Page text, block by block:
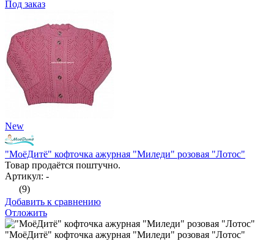
Под заказ
New
"МоёДитё" кофточка ажурная "Миледи" розовая "Лотос"
Товар продаётся поштучно.
Артикул: -
(9)
Добавить к сравнению
Отложить
"МоёДитё" кофточка ажурная "Миледи" розовая "Лотос"